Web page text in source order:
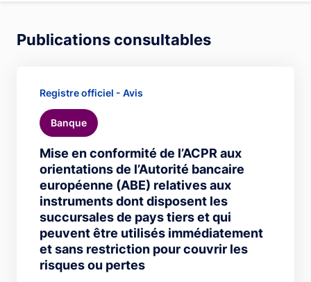
Publications consultables
Mise en conformité de l’ACPR aux
orientations de l’Autorité bancaire
européenne (ABE) relatives aux
instruments dont disposent les
succursales de pays tiers et qui
peuvent être utilisés immédiatement
et sans restriction pour couvrir les
risques ou pertes
Registre officiel - Avis
Banque